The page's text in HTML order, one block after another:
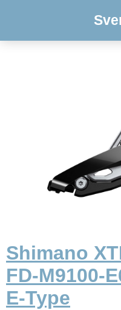
Shimano
FD-M9100-
E-Type